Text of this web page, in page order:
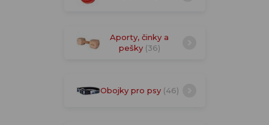
Aporty, činky a
pešky (36)
Obojky pro psy (46)